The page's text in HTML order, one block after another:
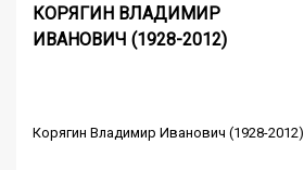
КОРЯГИН ВЛАДИМИР
ИВАНОВИЧ (1928-2012)
Корягин Владимир Иванович (1928-2012)